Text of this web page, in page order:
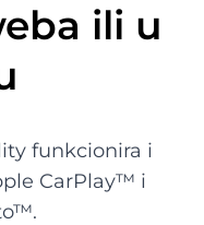
ili u
funkcionira i
CarPlay™ i